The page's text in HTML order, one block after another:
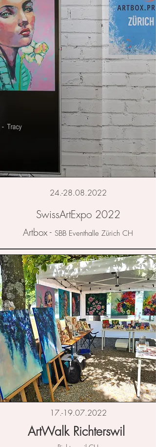
24.-28.08.2022
SwissArtExpo 2022
Artbox - SBB Eventhalle Zürich CH
17.-19.07.2022
ArtWalk Richterswil